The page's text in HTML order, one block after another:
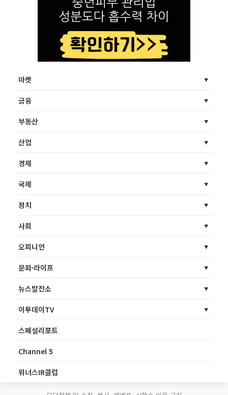
마켓
금융
부동산
산업
경제
국제
정치
사회
오피니언
문화·라이프
뉴스발전소
이투데이TV
스페셜리포트
Channel 5
위너스IR클럽